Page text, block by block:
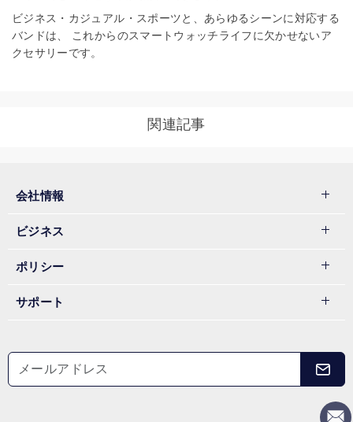
ビジネス・カジュアル・スポーツと、あらゆるシーンに対応する
バンドは、 これからのスマートウォッチライフに欠かせないア
クセサリーです。
関連記事
会社情報
ビジネス
ポリシー
サポート